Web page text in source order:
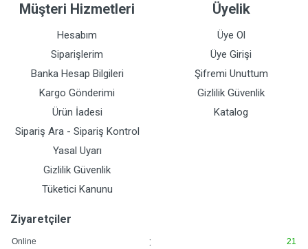
Müşteri Hizmetleri
Hesabım
Siparişlerim
Banka Hesap Bilgileri
Kargo Gönderimi
Ürün İadesi
Sipariş Ara - Sipariş Kontrol
Yasal Uyarı
Gizlilik Güvenlik
Tüketici Kanunu
Üyelik
Üye Ol
Üye Girişi
Şifremi Unuttum
Gizlilik Güvenlik
Katalog
Ziyaretçiler
Online : 21